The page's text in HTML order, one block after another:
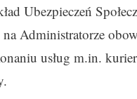
Ubezpieczeń
Administratorze
usług m.in.